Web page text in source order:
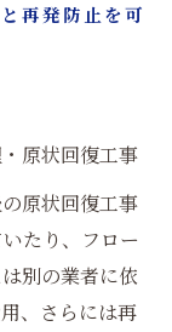
再発防止を可
原状回復工事
原状回復工事
たり、フロー
別の業者に依
、さらには再